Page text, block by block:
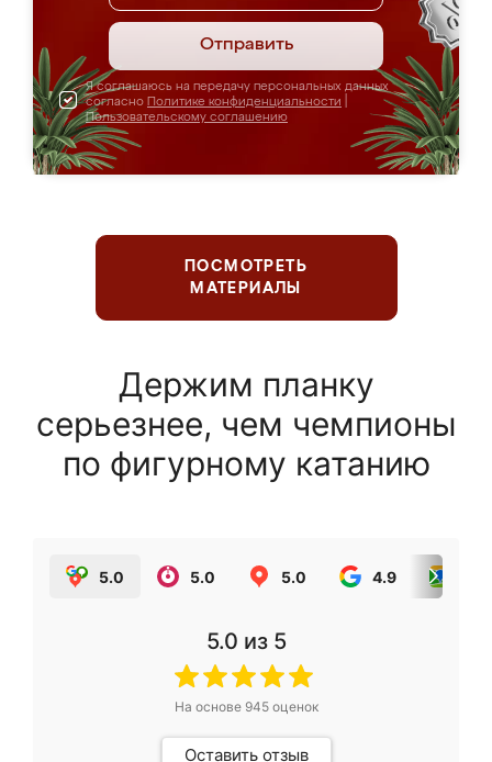
Отправить
Я соглашаюсь на передачу персональных данных
согласно Политике конфиденциальности
Пользовательскому соглашению
ПОСМОТРЕТЬ
МАТЕРИАЛЫ
Держим планку
серьезнее, чем чемпионы
по фигурному катанию
5.0 5.0 5.0 4.9
5.0 из 5
На основе 945оценок
Оставить отзыв